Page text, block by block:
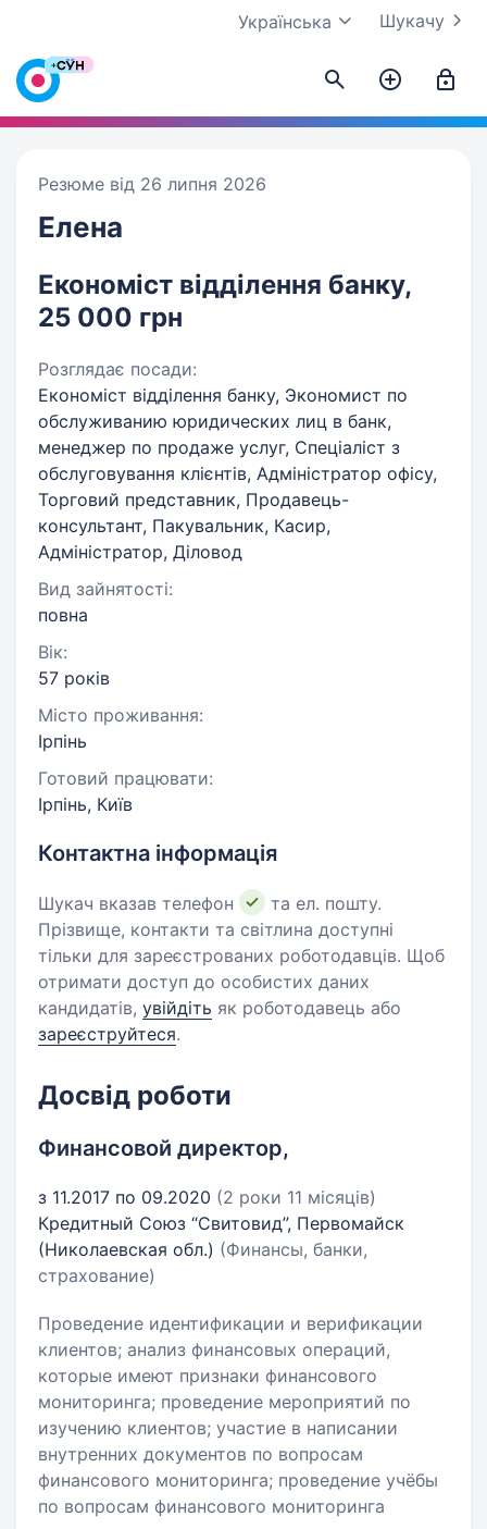
Шукачу
Українська
Резюме від 26 липня 2026
Елена
Економіст відділення банку,
25 000 грн
Розглядає посади:
Економіст відділення банку, Экономист по
обслуживанию юридических лиц в банк,
менеджер по продаже услуг, Спеціаліст з
обслуговування клієнтів, Адміністратор офісу,
Торговий представник, Продавець-
консультант, Пакувальник, Касир,
Адміністратор, Діловод
Вид зайнятості:
повна
Вік:
57 років
Місто проживання:
Ірпінь
Готовий працювати:
Ірпінь, Київ
Контактна інформація
Шукач вказав телефон
та ел. пошту.
Прізвище, контакти та світлина доступні
тільки для зареєстрованих роботодавців. Щоб
отримати доступ до особистих даних
кандидатів, увійдіть як роботодавець або
зареєструйтеся.
Досвід роботи
Финансовой директор,
з 11.2017 по 09.2020 (2 роки 11 місяців)
Кредитный Союз “Свитовид”, Первомайск
(Николаевская обл.) (Финансы, банки,
страхование)
Проведение идентификации и верификации
клиентов; анализ финансовых операций,
которые имеют признаки финансового
мониторинга; проведение мероприятий по
изучению клиентов; участие в написании
внутренних документов по вопросам
финансового мониторинга; проведение учёбы
по вопросам финансового мониторинга